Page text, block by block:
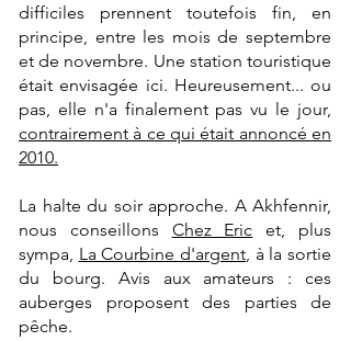
difficiles prennent toutefois fin, en
principe, entre les mois de septembre
et de novembre. Une station touristique
était envisagée ici. Heureusement... ou
pas, elle n'a finalement pas vu le jour,
contrairement à ce qui était annoncé en
2010.
La halte du soir approche. A Akhfennir,
nous conseillons Chez Eric et, plus
sympa, La Courbine d'argent, à la sortie
du bourg. Avis aux amateurs : ces
auberges proposent des parties de
pêche.